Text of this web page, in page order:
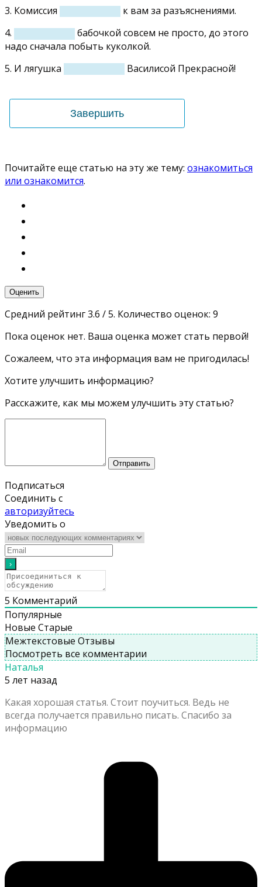
3. Комиссия
к вам за разъяснениями.
4.
бабочкой совсем не просто, до этого
надо сначала побыть куколкой.
5. И лягушка Василисой Прекрасной!
Почитайте еще статью на эту же тему: ознакомиться
или ознакомится.
Оценить
Средний рейтинг3.6 / 5. Количество оценок: 9
Пока оценок нет. Ваша оценка может стать первой!
Сожалеем, что эта информация вам не пригодилась!
Хотите улучшить информацию?
Расскажите, как мы можем улучшить эту статью?
Отправить
Подписаться
Соединить с
авторизуйтесь
Уведомить о
5 Комментарий
Популярные
Новые Старые
Межтекстовые Отзывы
Посмотреть все комментарии
Наталья
5 лет назад
Какая хорошая статья. Стоит поучиться. Ведь не
всегда получается правильно писать. Спасибо за
информацию